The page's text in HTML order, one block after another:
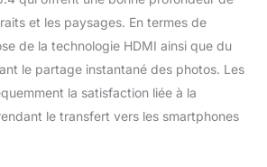
et les paysages. En termes de
de la technologie HDMI ainsi que du
le partage instantané des photos. Les
la satisfaction liée à la
le transfert vers les smartphones